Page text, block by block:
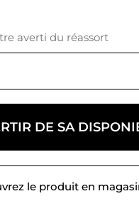
averti du réassort
DE SA
le produit en